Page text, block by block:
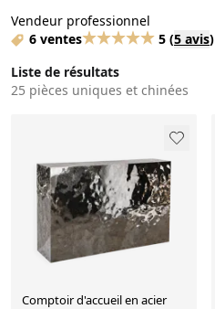
Vendeur professionnel
6 ventes
5 (5 avis)
Liste de résultats
25 pièces uniques et chinées
Comptoir d'accueil en acier